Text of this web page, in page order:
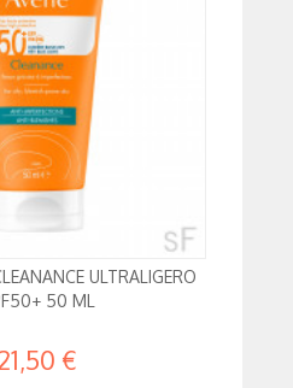
ULTRALIGERO
50 ML
€